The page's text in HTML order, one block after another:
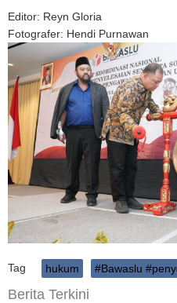
Editor: Reyn Gloria
Fotografer: Hendi Purnawan
Tag hukum #Bawaslu
Berita Terkini